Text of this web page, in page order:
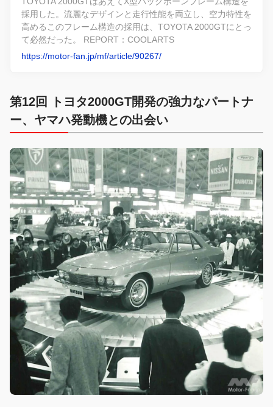
採用した。流麗なデザインと走行性能を両立し、空力特性を
高めるこのフレーム構造の採用は、TOYOTA 2000GTにとっ
て必然だった。 REPORT：COOLARTS
https://motor-fan.jp/mf/article/90267/
第12回 トヨタ2000GT開発の強力なパートナ
ー、ヤマハ発動機との出会い